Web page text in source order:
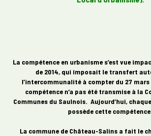
La compétence en urbanisme s’est vue
de 2014, qui imposait le transfert
l’intercommunalité à compter du 27 mars
compétence n’a pas été transmise à la
Communes du Saulnois. Aujourd’hui,
possède cette
La commune de Château-Salins a fait le